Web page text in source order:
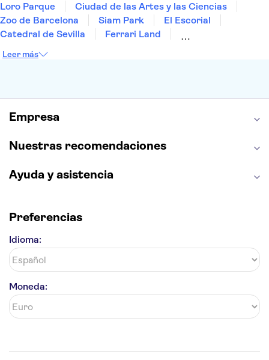
Loro Parque
Ciudad de las Artes y las Ciencias
Zoo de Barcelona
Siam Park
El Escorial
Catedral de Sevilla
Ferrari Land
Montserrat
Parque Warner
Leer más
Empresa
Nuestras recomendaciones
Ayuda y asistencia
Preferencias
Idioma:
Moneda: